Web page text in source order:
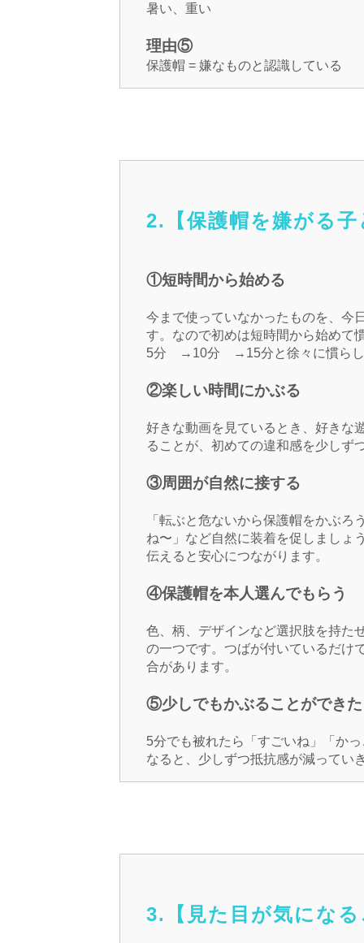
暑い、重い
理由⑤
保護帽 = 嫌なものと認識している
2.【保護帽を嫌がる
①短時間から始める
今まで使っていなかったものを、今
す。なので初めは短時間から始めて
5分
→10分 →15分と徐々に慣ら
②楽しい時間にかぶる
好きな動画を見ているとき、好きな
ることが、初めての違和感を少しず
③周囲が自然に接する
「転ぶと危ないから保護帽をかぶ
ね〜」など自然に装着を促しましょ
伝えると安心につながります。
④保護帽を本人選んでもらう
色、柄、デザインなど選択肢を持た
の一つです。つばが付いているだけ
合があります。
⑤少しでもかぶることができ
5分でも被れたら「すごいね」「か
なると、少しずつ抵抗感が減ってい
3.【見た目が気にな